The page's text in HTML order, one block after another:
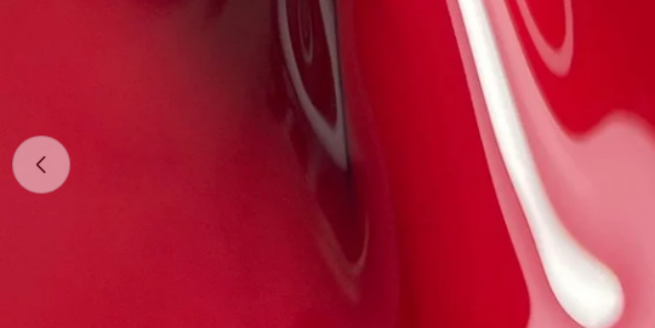
supporto 0 in modalità modale